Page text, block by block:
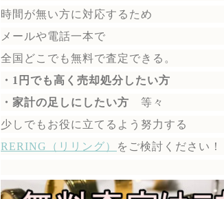
時間が無い方に対応するため
メールや電話一本で
全国どこでも無料で査定できる。
・1円でも高く売却処分したい方
・家計の足しにしたい方 等々
少しでもお役に立てるよう努力する
RERING（リリング）
を ご検討ください！